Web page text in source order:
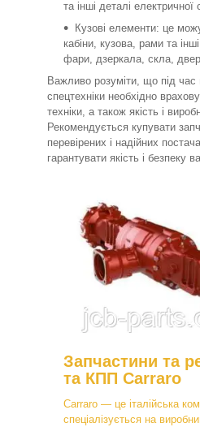
та інші деталі електричної
Кузові елементи: це
кабіни, кузова, рами та
фари, дзеркала, скла,
Важливо розуміти, що під час
спецтехніки необхідно
техніки, а також якість і
Рекомендується купувати
перевірених і надійних
гарантувати якість і безпеку
Запчастини та
та КПП Carraro
Carraro — це італійська
спеціалізується на